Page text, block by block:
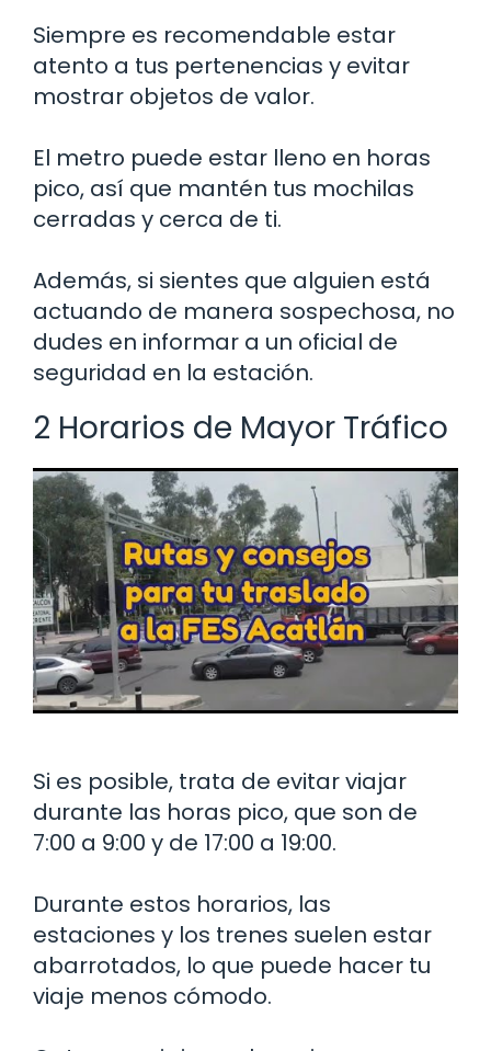
Siempre es recomendable estar
atento a tus pertenencias y evitar
mostrar objetos de valor.
El metro puede estar lleno en horas
pico, así que mantén tus mochilas
cerradas y cerca de ti.
Además, si sientes que alguien está
actuando de manera sospechosa, no
dudes en informar a un oficial de
seguridad en la estación.
2 Horarios de Mayor Tráfico
Si es posible, trata de evitar viajar
durante las horas pico, que son de
7:00 a 9:00 y de 17:00 a 19:00.
Durante estos horarios, las
estaciones y los trenes suelen estar
abarrotados, lo que puede hacer tu
viaje menos cómodo.